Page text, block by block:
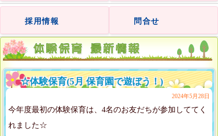
採用情報 問合せ
☆体験保育(5月 保育園で遊ぼう！)
2024年5月28日
今年度最初の体験保育は、4名のお友だちが参加しててく
れました☆